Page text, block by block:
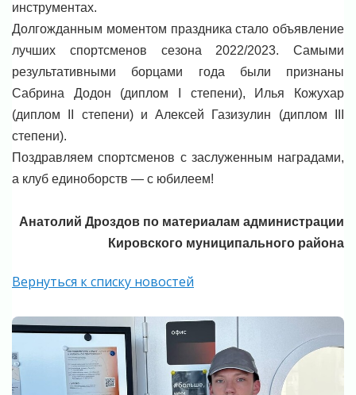
инструментах.
Долгожданным моментом праздника стало объявление
лучших спортсменов сезона 2022/2023. Самыми
результативными борцами года были признаны
Сабрина Додон (диплом I степени), Илья Кожухар
(диплом II степени) и Алексей Газизулин (диплом III
степени).
Поздравляем спортсменов с заслуженным наградами,
а клуб единоборств — с юбилеем!
Анатолий Дроздов по материалам администрации
Кировского муниципального района
Вернуться к списку новостей